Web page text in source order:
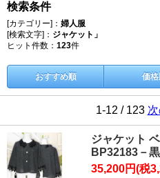
検索条件
[カテゴリー]： 婦人服
[検索文字]： ジャケット」
ヒット件数： 123件
おすすめ順 価
1-12 / 123
ジャケット
BP32183－黒
35,200円(税